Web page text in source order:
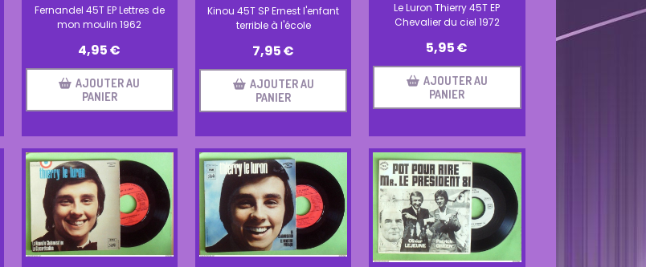
Fernandel 45T EP Lettres de
mon moulin 1962
4,95€
AJOUTER AU
PANIER
Kinou 45T SP Ernest l'enfant
terrible à l'école
7,95€
AJOUTER AU
PANIER
Le Luron Thierry 45T EP
Chevalier du ciel 1972
5,95€
AJOUTER AU
PANIER